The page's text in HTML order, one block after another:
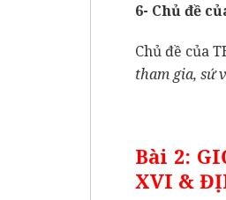
6- Chủ đề
Chủ đề của
tham gia, sứ
Bài 2:
XVI &